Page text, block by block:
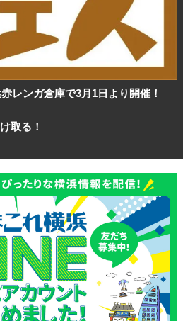
レンガ倉庫で3月1日より開催！
取る！